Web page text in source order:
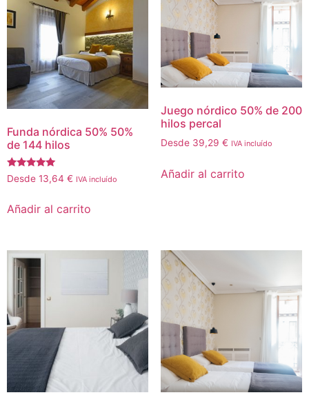
Funda nórdica 50% 50%
de 144 hilos
Valorado
con
Desde 13,64 € IVA incluído
Añadir al carrito
Juego nórdico 50% de 200
hilos percal
Desde 39,29 € IVA incluído
Añadir al carrito